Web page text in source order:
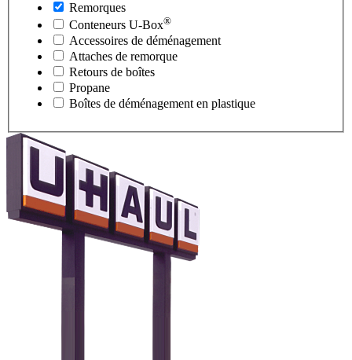
Remorques
Conteneurs U-Box®
Accessoires de déménagement
Attaches de remorque
Retours de boîtes
Propane
Boîtes de déménagement en plastique